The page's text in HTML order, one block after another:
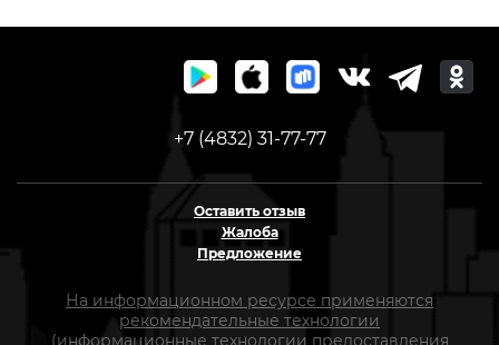
+7 (4832) 31-77-77
Оставить отзыв
Жалоба
Предложение
На информационном ресурсе применяются
рекомендательные технологии
(информационные технологии предоставления